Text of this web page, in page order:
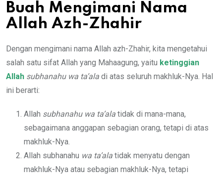
Buah Mengimani Nama
Allah Azh-Zhahir
Dengan mengimani nama Allah azh-Zhahir, kita mengetahui
salah satu sifat Allah yang Mahaagung, yaitu ketinggian
Allah subhanahu wa ta’ala di atas seluruh makhluk-Nya. Hal
ini berarti:
Allah subhanahu wa ta’ala tidak di mana-mana,
sebagaimana anggapan sebagian orang, tetapi di atas
makhluk-Nya.
Allah subhanahu wa ta’ala tidak menyatu dengan
makhluk-Nya atau sebagian makhluk-Nya, tetapi